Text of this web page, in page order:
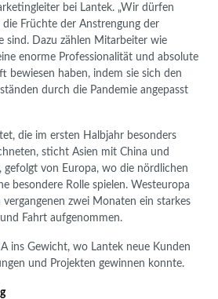
bei Lantek. „Wir dürfen
die Früchte der Anstrengung der
sind. Dazu zählen Mitarbeiter wie
enorme Professionalität und absolute
bewiesen haben, indem sie sich den
durch die Pandemie angepasst
die im ersten Halbjahr besonders
sticht Asien mit China und
gefolgt von Europa, wo die nördlichen
besondere Rolle spielen. Westeuropa
zwei Monaten ein starkes
Fahrt aufgenommen.
ins Gewicht, wo Lantek neue Kunden
und Projekten gewinnen konnte.